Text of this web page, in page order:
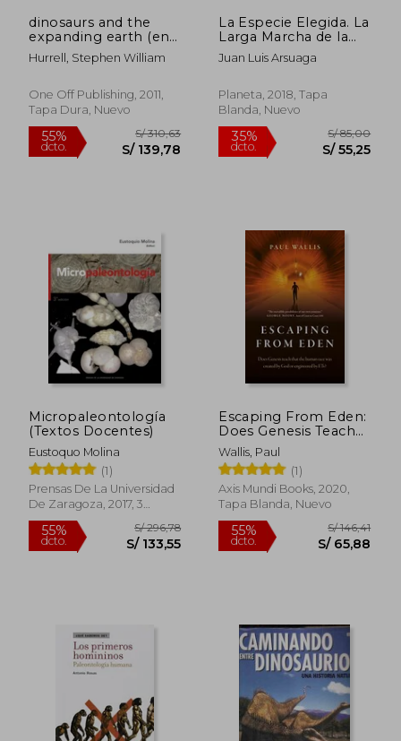
dinosaurs and the
expanding earth (en
Inglés)
Hurrell, Stephen William
One Off Publishing, 2011,
Tapa Dura, Nuevo
55%
dcto.
S/ 310,63
S/ 139,78
La Especie Elegida. La
Larga Marcha de la
Evolución Humana
(en Inglés)
Juan Luis Arsuaga
Planeta, 2018, Tapa
Blanda, Nuevo
35%
dcto.
S/
S/
Rápido
Micropaleontología
(Textos Docentes)
Eustoquo Molina
(1)
Prensas De La Universidad
De Zaragoza, 2017, 3
Edición, Tapa Blanda,
Nuevo
Escaping From Eden:
Does Genesis Teach
That the Human Race
was Created by god
or Engineered by
Ets? (en Inglés)
Wallis, Paul
(1)
Axis Mundi Books, 2020,
Tapa Blanda, Nuevo